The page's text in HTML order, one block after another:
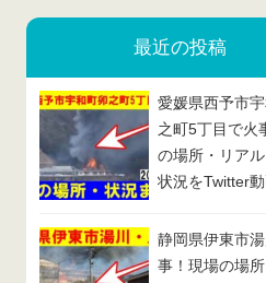
最近の投稿
愛媛県西予市
之町5丁目で火
の場所・リア
状況をTwitter
静岡県伊東市
事！現場の場